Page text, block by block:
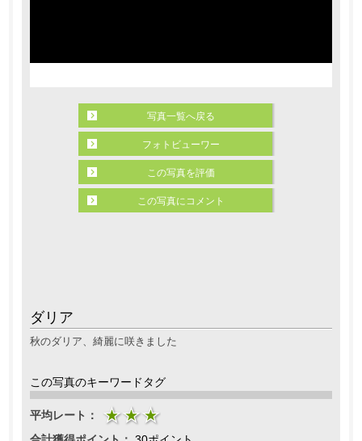
ダリア
秋のダリア、綺麗に咲きました
この写真のキーワードタグ
平均レート：
写真一覧へ戻る
フォトビューワー
この写真を評価
この写真にコメント